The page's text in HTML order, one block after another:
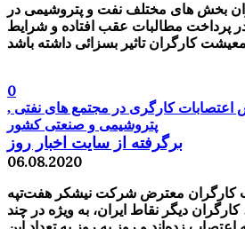
بخش های مختلف نفت و پتروشیمی در
پرداخت مطالبات عقب افتاده و شرایط
0
اعتصابات کارگری در مجتمع های نفتی ,
پتروشیمی و صنعتی کشور
برگرفته از سایت اخبار روز
06.08.2020
کارگران معترض شرکت نیشکر هفت‌تپه
کارگران دیگر نقاط ایران، به ویژه در چند